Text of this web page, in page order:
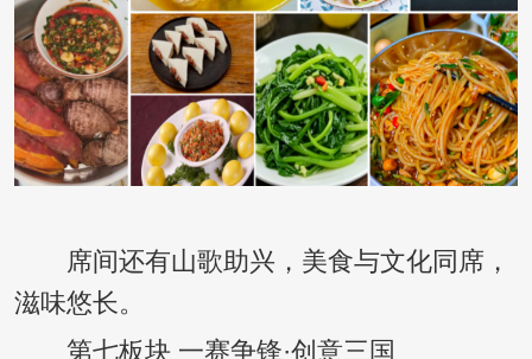
席间还有山歌助兴，美食与文化同席，
滋味悠长。
第七板块 一赛争锋·创意三国